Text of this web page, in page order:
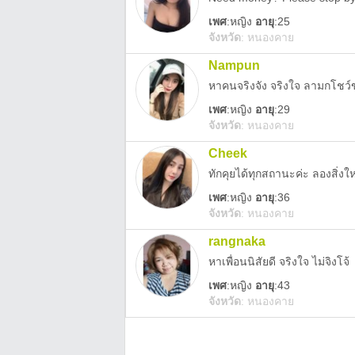
เพศ:หญิง อายุ:25
จังหวัด: หนองคาย
Nampun
หาคนจริงจัง จริงใจ ลามกโช
เพศ:หญิง อายุ:29
จังหวัด: หนองคาย
Cheek
ทักคุยได้ทุกสถานะค่ะ ลองสิ่งใ
เพศ:หญิง อายุ:36
จังหวัด: หนองคาย
rangnaka
หาเพื่อนนิสัยดี จริงใจ ไม่จิงโจ้
เพศ:หญิง อายุ:43
จังหวัด: หนองคาย